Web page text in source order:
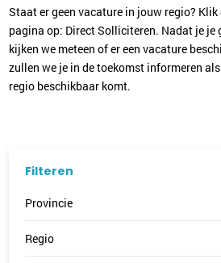
Staat er geen vacature in jouw regio?
pagina op: Direct Solliciteren. Nadat je je
kijken we meteen of er een vacature
zullen we je in de toekomst informeren
regio beschikbaar komt.
Filteren
Provincie
Regio